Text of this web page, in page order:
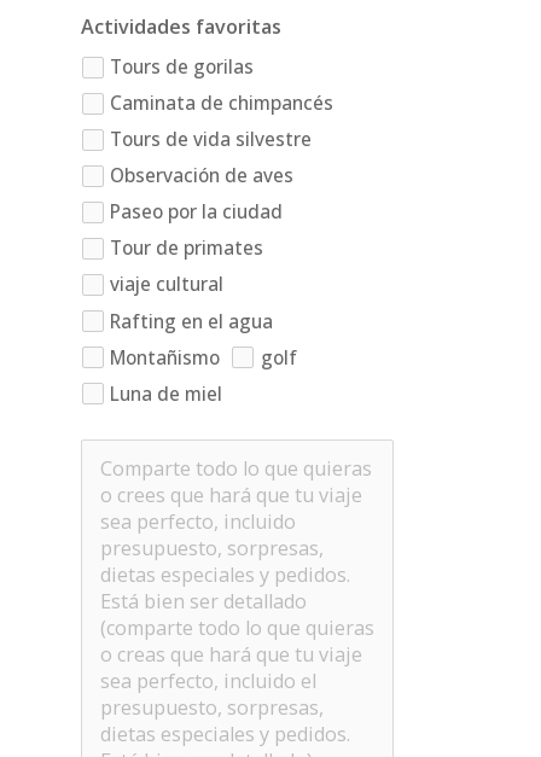
Actividades favoritas
Tours de gorilas
Caminata de chimpancés
Tours de vida silvestre
Observación de aves
Paseo por la ciudad
Tour de primates
viaje cultural
Rafting en el agua
Montañismo
golf
Luna de miel